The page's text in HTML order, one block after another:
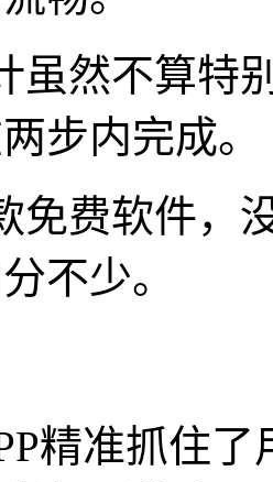
虽然不算特
步内完成。
免费软件，
不少。
精准抓住了